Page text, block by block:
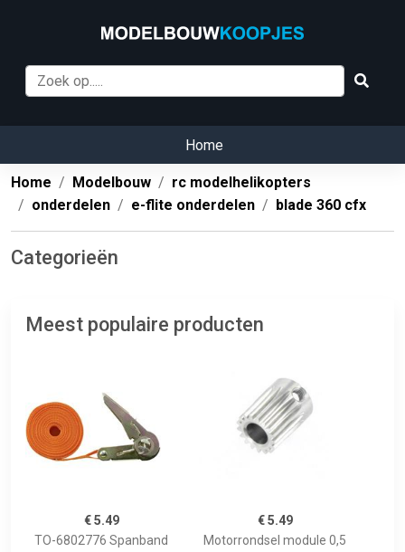
Home
Home Modelbouw
rc modelhelikopters
onderdelen
e-flite onderdelen blade 360 cfx
Categorieën
Meest populaire producten
€ 5.49
TO-6802776 Spanband
€ 5.49
Motorrondsel module 0,5